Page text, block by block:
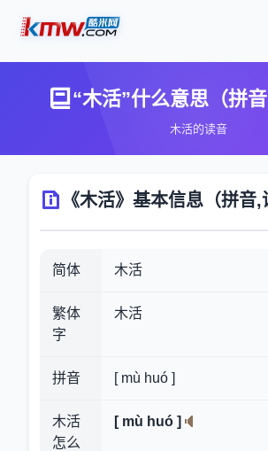
“木活”什么意思（拼音
木活的读音
《木活》基本信息（拼音,
简体 木活
繁体
字
木活
拼音 [ mù huó ]
木活
怎么
[ mù huó ]